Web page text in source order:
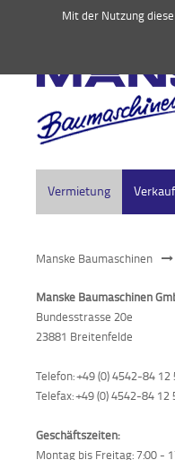
Vermietung Verkauf
Manske Baumaschinen
Manske Baumaschinen
Bundesstrasse 20e
23881 Breitenfelde
Telefon: +49 (0) 4542-84 12
Telefax: +49 (0) 4542-84 12
Geschäftszeiten:
Montag bis Freitag: 7:00 -
Mit der Nutzung